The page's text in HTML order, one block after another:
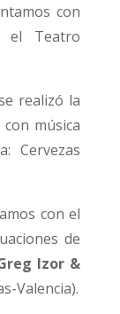
con
el Teatro
realizó la
música
Cervezas
con el
de
Izor &
Valencia).